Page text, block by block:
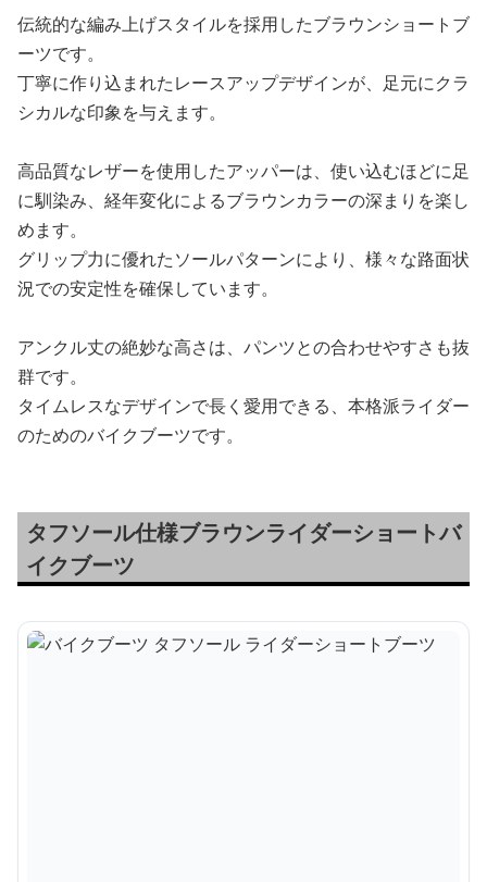
伝統的な編み上げスタイルを採用したブラウンショートブ
ーツです。
丁寧に作り込まれたレースアップデザインが、足元にクラ
シカルな印象を与えます。
高品質なレザーを使用したアッパーは、使い込むほどに足
に馴染み、経年変化によるブラウンカラーの深まりを楽し
めます。
グリップ力に優れたソールパターンにより、様々な路面状
況での安定性を確保しています。
アンクル丈の絶妙な高さは、パンツとの合わせやすさも抜
群です。
タイムレスなデザインで長く愛用できる、本格派ライダー
のためのバイクブーツです。
タフソール仕様ブラウンライダーショートバ
イクブーツ